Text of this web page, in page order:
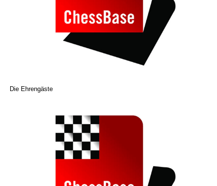
Die Ehrengäste